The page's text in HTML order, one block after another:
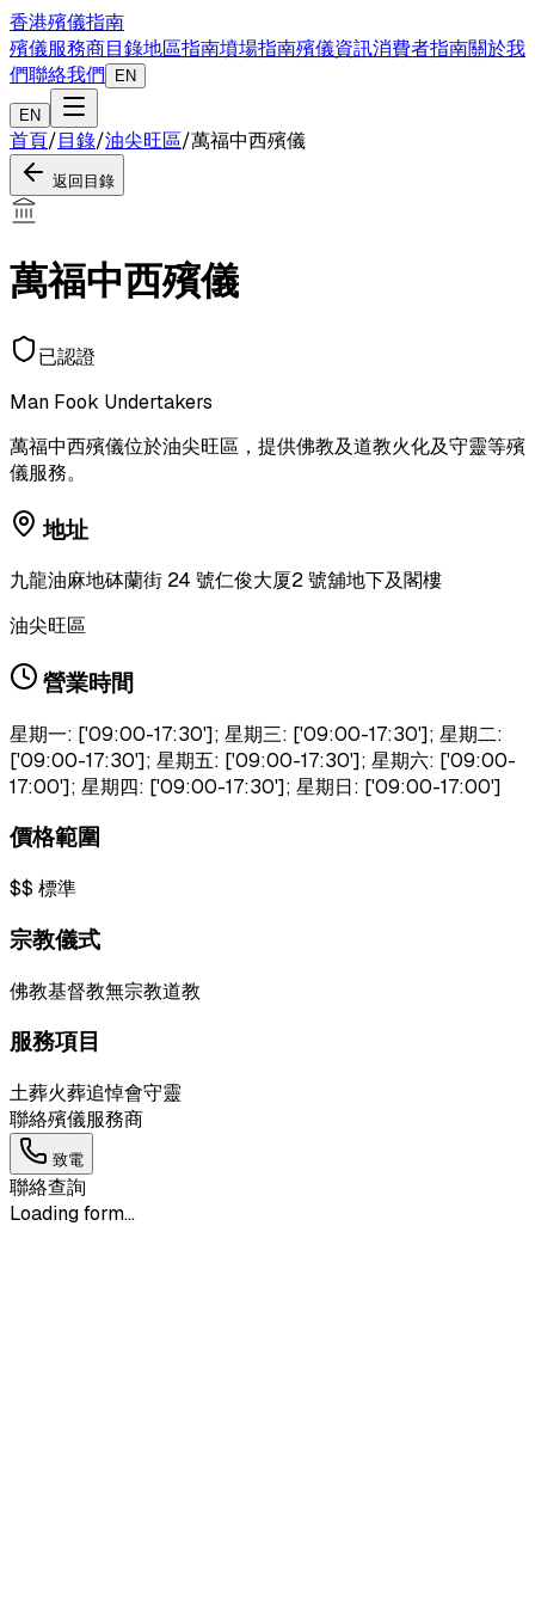
香港殯儀指南
殯儀服務商目錄地區指南墳場指南殯儀資訊消費者指南關於我
們聯絡我們 EN
EN
首頁/目錄/油尖旺區/萬福中西殯儀
返回目錄
萬福中西殯儀
已認證
Man Fook Undertakers
萬福中西殯儀位於油尖旺區，提供佛教及道教火化及守靈等殯
儀服務。
地址
九龍油麻地砵蘭街 24 號仁俊大厦2 號舖地下及閣樓
油尖旺區
營業時間
星期一: ['09:00-17:30']; 星期三: ['09:00-17:30']; 星期二:
['09:00-17:30']; 星期五: ['09:00-17:30']; 星期六: ['09:00-
17:00']; 星期四: ['09:00-17:30']; 星期日: ['09:00-17:00']
價格範圍
$$ 標準
宗教儀式
佛教基督教無宗教道教
服務項目
土葬火葬追悼會守靈
聯絡殯儀服務商
致電
聯絡查詢
Loading form...